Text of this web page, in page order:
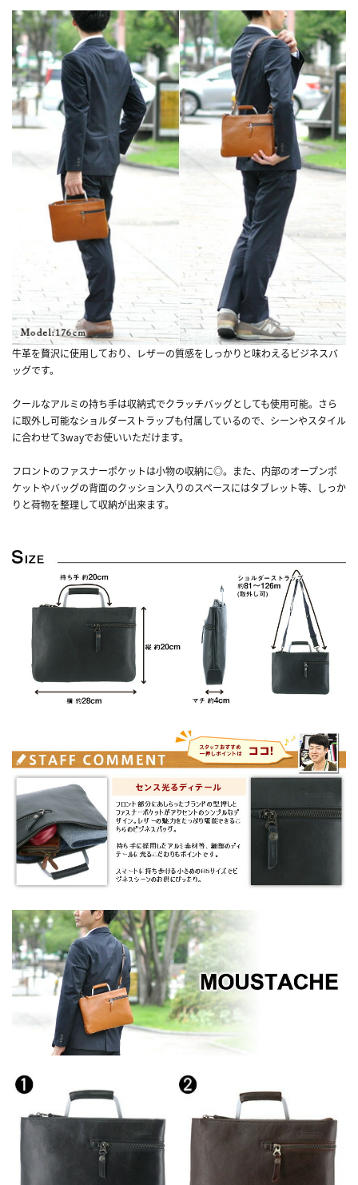
牛革を贅沢に使用しており、レザーの質感をしっかりと味わえるビジネスバ
ッグです。
クールなアルミの持ち手は収納式でクラッチバッグとしても使用可能。さら
に取外し可能なショルダーストラップも付属しているので、シーンやスタイル
に合わせて3wayでお使いいただけます。
フロントのファスナーポケットは小物の収納に◎。また、内部のオープンポ
ケットやバッグの背面のクッション入りのスペースにはタブレット等、しっか
りと荷物を整理して収納が出来ます。